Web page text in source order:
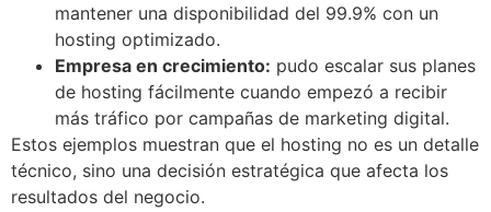
mantener una disponibilidad del 99.9% con un
hosting optimizado.
Empresa en crecimiento: pudo escalar sus planes
de hosting fácilmente cuando empezó a recibir
más tráfico por campañas de marketing digital.
Estos ejemplos muestran que el hosting no es un detalle
técnico, sino una decisión estratégica que afecta los
resultados del negocio.